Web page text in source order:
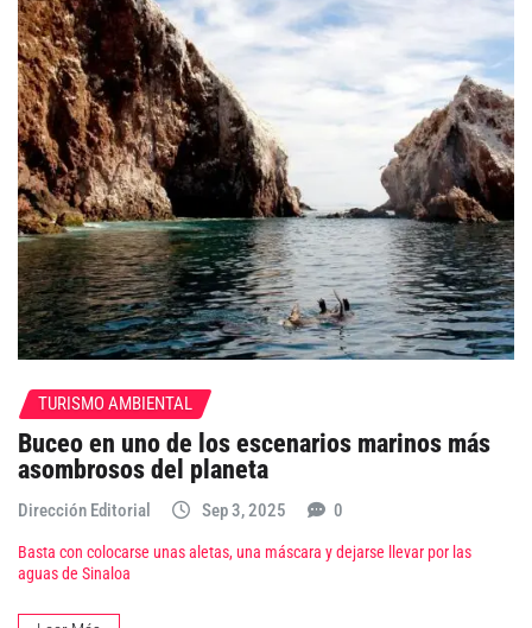
TURISMO AMBIENTAL
Buceo en uno de los escenarios marinos más
asombrosos del planeta
Dirección Editorial Sep 3, 2025 0
Basta con colocarse unas aletas, una máscara y dejarse llevar por las
aguas de Sinaloa